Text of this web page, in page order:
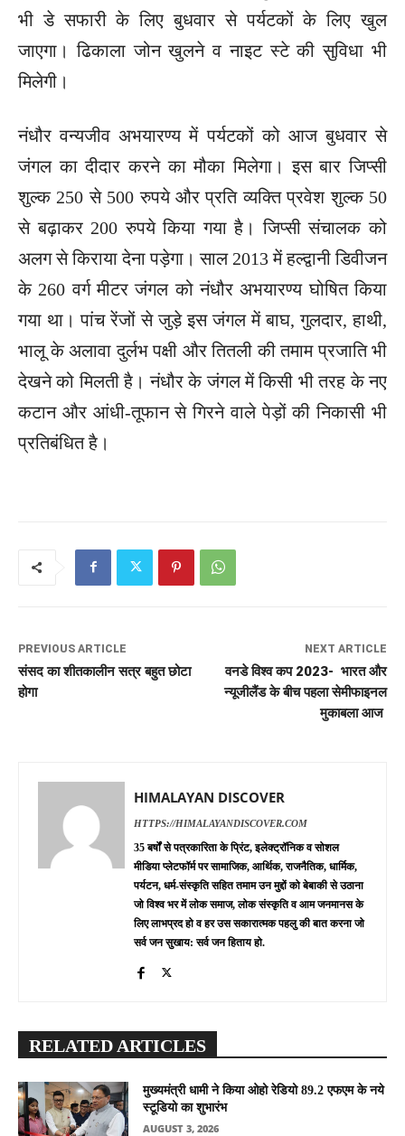
भी डे सफारी के लिए बुधवार से पर्यटकों के लिए खुल
जाएगा। ढिकाला जोन खुलने व नाइट स्टे की सुविधा भी
मिलेगी।
नंधौर वन्यजीव अभयारण्य में पर्यटकों को आज बुधवार से
जंगल का दीदार करने का मौका मिलेगा। इस बार जिप्सी
शुल्क 250 से 500 रुपये और प्रति व्यक्ति प्रवेश शुल्क 50
से बढ़ाकर 200 रुपये किया गया है। जिप्सी संचालक को
अलग से किराया देना पड़ेगा। साल 2013 में हल्द्वानी डिवीजन
के 260 वर्ग मीटर जंगल को नंधौर अभयारण्य घोषित किया
गया था। पांच रेंजों से जुड़े इस जंगल में बाघ, गुलदार, हाथी,
भालू के अलावा दुर्लभ पक्षी और तितली की तमाम प्रजाति भी
देखने को मिलती है। नंधौर के जंगल में किसी भी तरह के नए
कटान और आंधी-तूफान से गिरने वाले पेड़ों की निकासी भी
प्रतिबंधित है।
PREVIOUS ARTICLE
संसद का शीतकालीन सत्र बहुत छोटा
होगा
NEXT ARTICLE
वनडे विश्व कप 2023- भारत और
न्यूजीलैंड के बीच पहला सेमीफाइनल
मुकाबला आज
HIMALAYAN DISCOVER
HTTPS://HIMALAYANDISCOVER.COM
35 बर्षों से पत्रकारिता के प्रिंट, इलेक्ट्रॉनिक व सोशल
मीडिया प्लेटफॉर्म पर सामाजिक, आर्थिक, राजनैतिक, धार्मिक,
पर्यटन, धर्म-संस्कृति सहित तमाम उन मुद्दों को बेबाकी से उठाना
जो विश्व भर में लोक समाज, लोक संस्कृति व आम जनमानस के
लिए लाभप्रद हो व हर उस सकारात्मक पहलु की बात करना जो
सर्व जन सुखाय: सर्व जन हिताय हो.
RELATED ARTICLES
मुख्यमंत्री धामी ने किया ओहो रेडियो 89.2 एफएम के नये
स्टूडियो का शुभारंभ
AUGUST 3, 2026